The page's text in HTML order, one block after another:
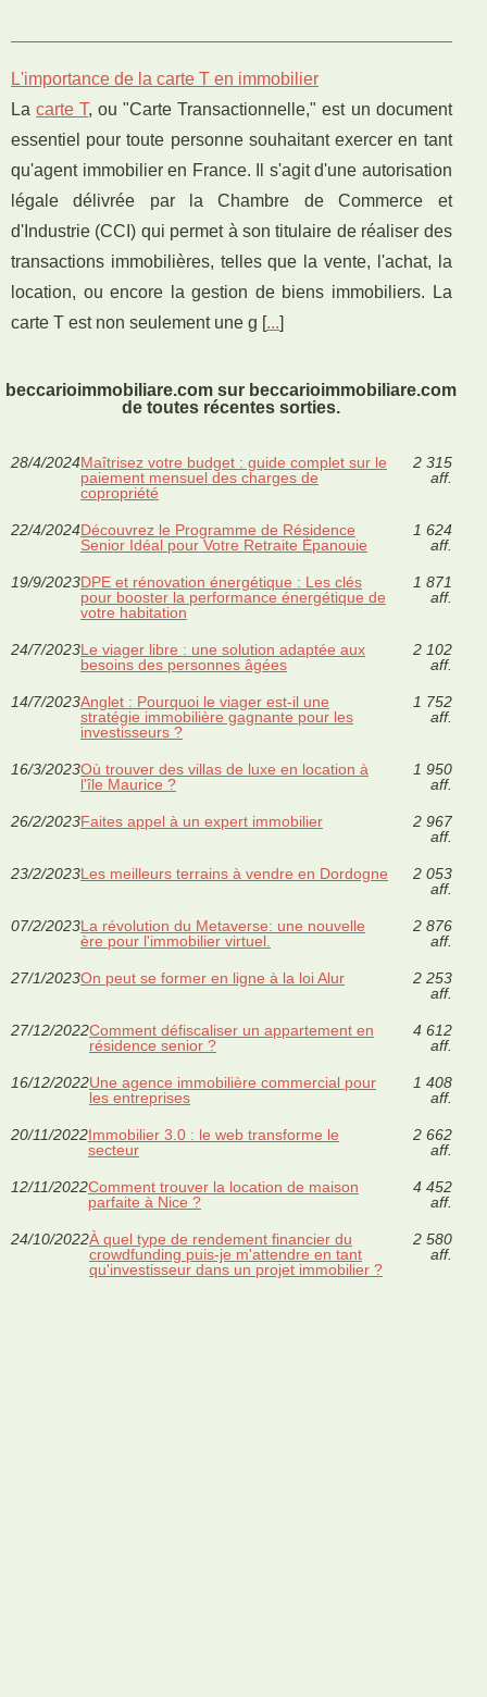
L'importance de la carte T en immobilier
Lacarte T, ou "Carte Transactionnelle," est un document
essentiel pour toute personne souhaitant exercer en tant
qu'agent immobilier en France. Il s'agit d'une autorisation
légale délivrée par la Chambre de Commerce et
d'Industrie (CCI) qui permet à son titulaire de réaliser des
transactions immobilières, telles que la vente, l'achat, la
location, ou encore la gestion de biens immobiliers. La
carte T est non seulement une g [...]
beccarioimmobiliare.com sur beccarioimmobiliare.com
de toutes récentes sorties.
28/4/2024Maîtrisez votre budget : guide complet sur le
paiement mensuel des charges de
copropriété
2 315
aff.
22/4/2024Découvrez le Programme de Résidence
Senior Idéal pour Votre Retraite Épanouie
1 624
aff.
19/9/2023DPE et rénovation énergétique : Les clés
pour booster la performance énergétique de
votre habitation
1 871
aff.
24/7/2023Le viager libre : une solution adaptée aux
besoins des personnes âgées
2 102
aff.
14/7/2023Anglet : Pourquoi le viager est-il une
stratégie immobilière gagnante pour les
investisseurs ?
1 752
aff.
16/3/2023Où trouver des villas de luxe en location à
l'île Maurice ?
1 950
aff.
26/2/2023Faites appel à un expert immobilier
2 967
aff.
23/2/2023Les meilleurs terrains à vendre en Dordogne
2 053
aff.
07/2/2023La révolution du Metaverse: une nouvelle
ère pour l'immobilier virtuel.
2 876
aff.
27/1/2023On peut se former en ligne à la loi Alur
2 253
aff.
27/12/2022Comment défiscaliser un appartement en
résidence senior ?
4 612
aff.
16/12/2022Une agence immobilière commercial pour
les entreprises
1 408
aff.
20/11/2022Immobilier 3.0 : le web transforme le
secteur
2 662
aff.
12/11/2022Comment trouver la location de maison
parfaite à Nice ?
4 452
aff.
24/10/2022À quel type de rendement financier du
crowdfunding puis-je m'attendre en tant
qu'investisseur dans un projet immobilier ?
2 580
aff.